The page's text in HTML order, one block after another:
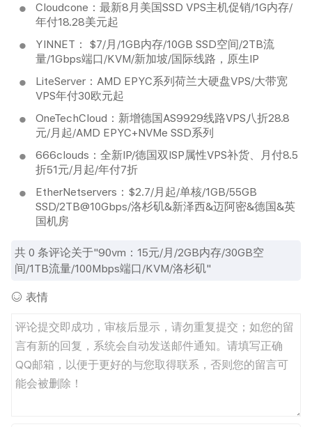
Cloudcone：最新8月美国SSD VPS主机促销/1G内存/
年付18.28美元起
YINNET： $7/月/1GB内存/10GB SSD空间/2TB流
量/1Gbps端口/KVM/新加坡/国际线路，原生IP
LiteServer：AMD EPYC系列荷兰大硬盘VPS/大带宽
VPS年付30欧元起
OneTechCloud：新增德国AS9929线路VPS八折28.8
元/月起/AMD EPYC+NVMe SSD系列
666clouds：全新IP/德国双ISP属性VPS补货、月付8.5
折51元/月起/年付7折
EtherNetservers：$2.7/月起/单核/1GB/55GB
SSD/2TB@10Gbps/洛杉矶&新泽西&迈阿密&德国&英
国机房
共0 条评论关于"90vm：15元/月/2GB内存/30GB空
间/1TB流量/100Mbps端口/KVM/洛杉矶"
表情